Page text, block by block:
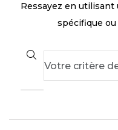
Ressayez en
spécifique
Search